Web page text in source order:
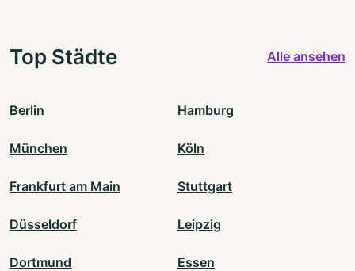
Top Städte Alle ansehen
Berlin Hamburg
München Köln
Frankfurt am Main Stuttgart
Düsseldorf Leipzig
Dortmund Essen